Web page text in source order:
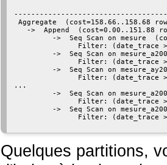
Aggregate  (cost=158.66..158.68
->  Append  (cost=0.00..151.88
->  Seq Scan on mesure
Filter: (date_trace
->  Seq Scan on
Filter: (date_trace
->  Seq Scan on
Filter: (date_trace
...
->  Seq Scan on
Filter: (date_trace
->  Seq Scan on
Filter: (date_trace
Quelques partitions,